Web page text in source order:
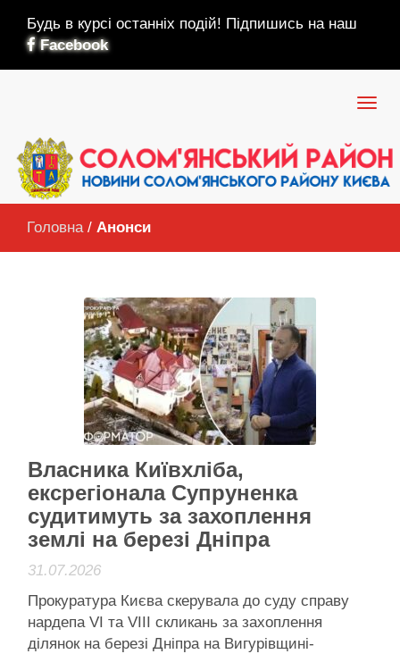
Будь в курсі останніх подій! Підпишись на наш
Facebook
Головна / Анонси
Активісти району
Власника Київхліба,
ексрегіонала Супруненка
судитимуть за захоплення
землі на березі Дніпра
31.07.2026
Прокуратура Києва скерувала до суду справу
нардепа VI та VIII скликань за захоплення
ділянок на березі Дніпра на Вигурівщині-